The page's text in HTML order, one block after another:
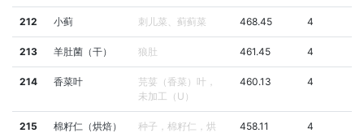
212 小蓟 刺儿菜、蓟蓟菜 468.45 4
213 羊肚菌（干） 狼肚 461.45 4
214 香菜叶
芫荽（香菜）叶，
未加工（U）
460.13 4
215 棉籽仁（烘焙）
种子，棉籽仁，烘
458.11 4